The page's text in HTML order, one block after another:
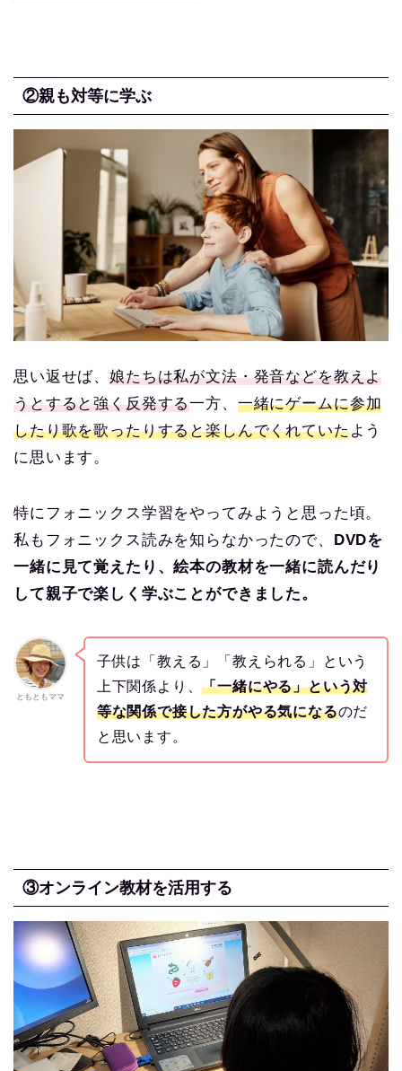
②親も対等に学ぶ
思い返せば、娘たちは私が文法・発音などを教えよ
うとすると強く反発する一方、 一緒にゲームに参加
したり歌を歌ったりすると楽しんでくれていたよう
に思います。
特にフォニックス学習をやってみようと思った頃。
私もフォニックス読みを知らなかったので、 DVDを
一緒に見て覚えたり、絵本の教材を一緒に読んだり
して親子で楽しく学ぶことができました。
ともともママ
子供は「教える」「教えられる」という
上下関係より、「一緒にやる」という対
等な関係で接した方がやる気になるのだ
と思います。
③オンライン教材を活用する